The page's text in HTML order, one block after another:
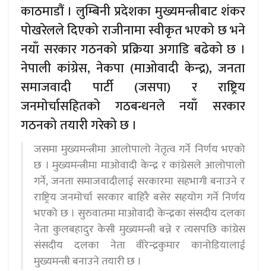
काठमाडौं । लुम्बिनी प्रदेशका मुख्यमन्त्रीबाट शंकर
पोखरेलले दिएको राजीनामा स्वीकृत भएको छ भने
नयाँ सरकार गठनको प्रक्रिया अगाडि बढेको छ ।
नेपाली कांग्रेस, नेकपा (माओवादी केन्द्र), जनता
समाजवादी पार्टी (जसपा) र राष्ट्रिय
जनमोर्चासहितको गठबन्धनले नयाँ सरकार
गठनको तयारी गरेको छ ।
जसमा मुख्यमन्त्रीमा आलोपालो नेतृत्व गर्ने निर्णय भएको
छ । मुख्यमन्त्रीमा माओवादी केन्द्र र कांग्रेसले आलोपालो
गर्ने, जनता समाजवादीलाई सरकारमा सहभागी बनाउने र
राष्ट्रिय जनमोर्चा सरकार बाहिरै बसेर सहयोग गर्ने निर्णय
भएको छ । सुरुवातमा माओवादी केन्द्रका संसदीय दलका
नेता कुलबहादुर केसी मुख्यमन्त्री बन्ने र त्यसपछि कांग्रेस
संसदीय दलका नेता वीरेन्द्रकुमार कानोडियालाई
मुख्यमन्त्री बनाउने तयारी छ ।